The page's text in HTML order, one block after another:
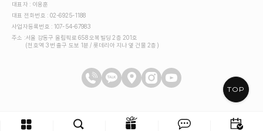
TOP
대표자 : 이용훈
대표 전화번호 : 02-6925-1188
사업자등록번호 : 107-54-67983
주소 :서울 강동구 올림픽로 658 오복빌딩 2층 201호
(천호역 3번 출구 도보 1분 / 롯데리아 지나 옆 건물 2층)
제너리스의원 일산